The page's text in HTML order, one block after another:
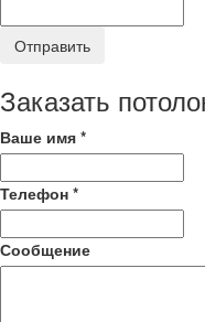
Отправить
Заказать
Ваше имя *
Телефон *
Сообщение